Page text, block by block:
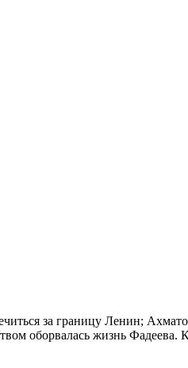
за границу Ленин;
оборвалась жизнь Фадеева.